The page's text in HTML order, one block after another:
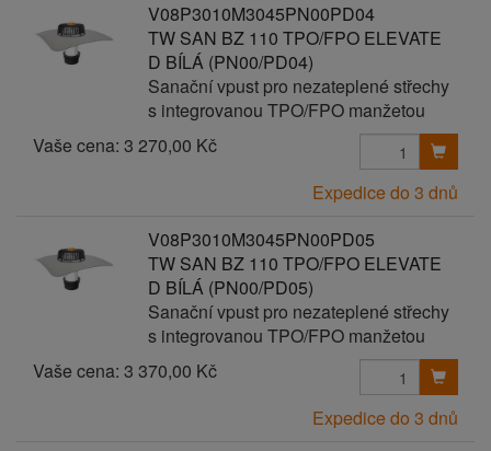
V08P3010M3045PN00PD04
TW SAN BZ 110 TPO/FPO ELEVATE
D BÍLÁ (PN00/PD04)
Sanační vpust pro nezateplené střechy
s integrovanou TPO/FPO manžetou
Vaše cena: 3 270,00 Kč
Expedice do 3 dnů
V08P3010M3045PN00PD05
TW SAN BZ 110 TPO/FPO ELEVATE
D BÍLÁ (PN00/PD05)
Sanační vpust pro nezateplené střechy
s integrovanou TPO/FPO manžetou
Vaše cena: 3 370,00 Kč
Expedice do 3 dnů